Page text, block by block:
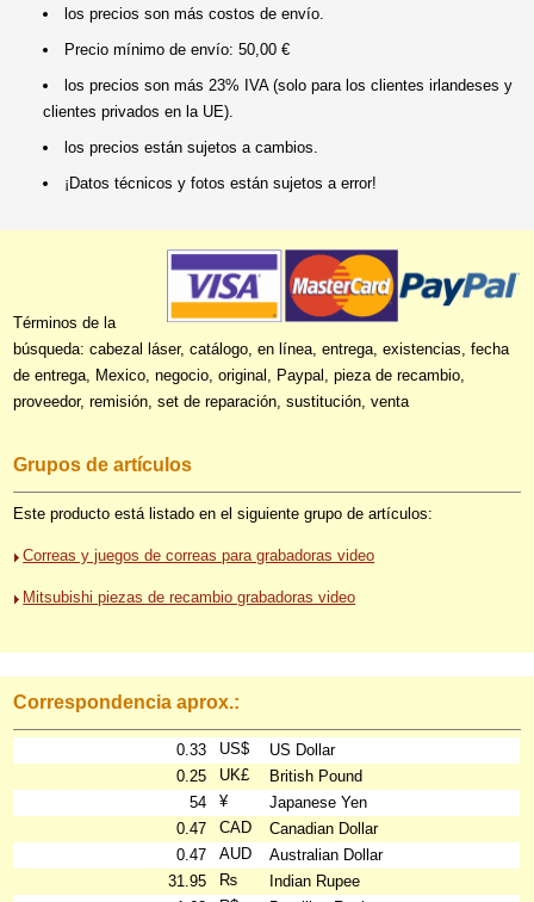
los precios son más costos de envío.
Precio mínimo de envío: 50,00 €
los precios son más 23% IVA (solo para los clientes irlandeses y
clientes privados en la UE).
los precios están sujetos a cambios.
¡Datos técnicos y fotos están sujetos a error!
Términos de la
búsqueda: cabezal láser, catálogo, en línea, entrega, existencias, fecha
de entrega, Mexico, negocio, original, Paypal, pieza de recambio,
proveedor, remisión, set de reparación, sustitución, venta
Grupos de artículos
Este producto está listado en el siguiente grupo de artículos:
Correas y juegos de correas para grabadoras video
Mitsubishi piezas de recambio grabadoras video
Correspondencia aprox.:
0.33 US$
US Dollar
0.25
UK£
British Pound
54
¥
Japanese Yen
0.47
CAD
Canadian Dollar
0.47
AUD
Australian Dollar
31.95
₨
Indian Rupee